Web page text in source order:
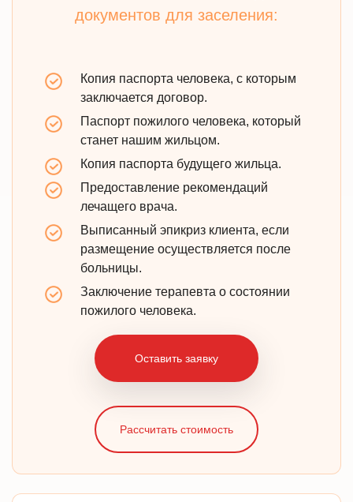
документов для заселения:
Копия паспорта человека, с которым
заключается договор.
Паспорт пожилого человека, который
станет нашим жильцом.
Копия паспорта будущего жильца.
Предоставление рекомендаций
лечащего врача.
Выписанный эпикриз клиента, если
размещение осуществляется после
больницы.
Заключение терапевта о состоянии
пожилого человека.
Оставить заявку
Рассчитать стоимость